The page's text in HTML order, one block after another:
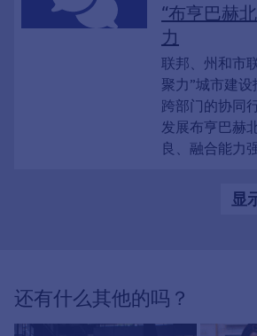
“布亨巴赫
力
联邦、州和市
聚力”城市建
跨部门的协同
发展布亨巴赫
良、融合能力
显
还有什么其他的吗？